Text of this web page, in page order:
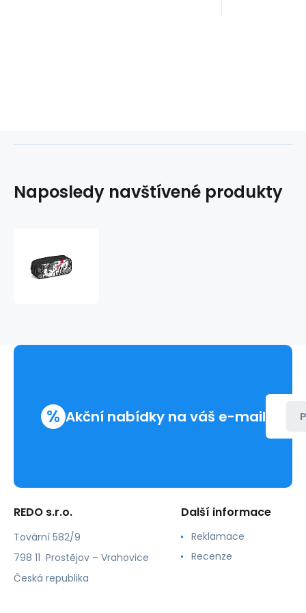
Naposledy navštívené produkty
% Akční nabídky na váš e-mail
REDO s.r.o.
Tovární 582/9
798 11 Prostějov – Vrahovice
Česká republika
Další informace
Reklamace
Recenze